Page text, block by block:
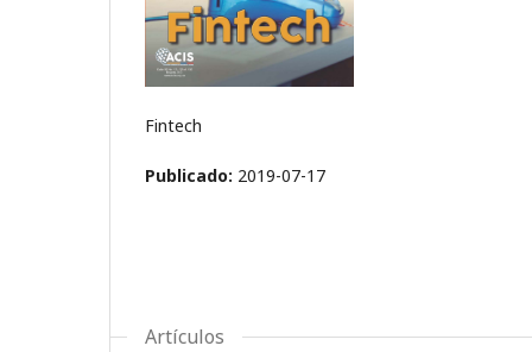
Fintech
Publicado: 2019-07-17
Artículos